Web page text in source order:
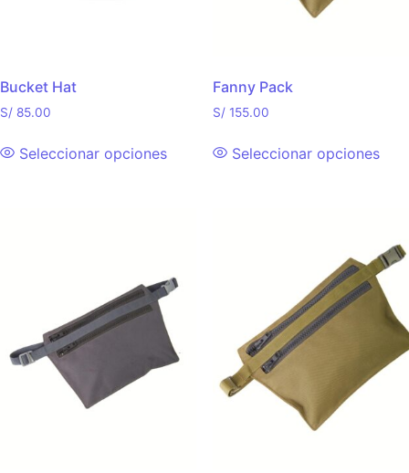
Bucket Hat
S/ 85.00
Seleccionar opciones
Fanny Pack
S/155.00
Seleccionar opciones